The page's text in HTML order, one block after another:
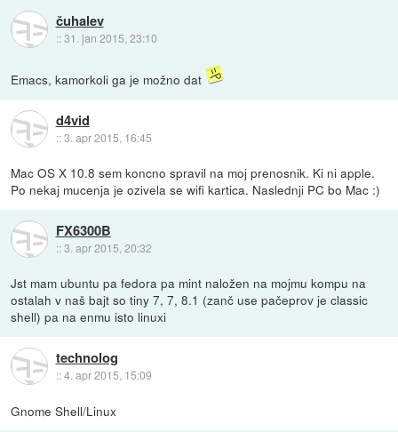
čuhalev
::31. jan 2015, 23:10
Emacs, kamorkoli ga je možno dat
d4vid
::3. apr 2015, 16:45
Mac OS X 10.8 sem koncno spravil na moj prenosnik. Ki ni apple.
Po nekaj mucenja je ozivela se wifi kartica. Naslednji PC bo Mac :)
FX6300B
::3. apr 2015, 20:32
Jst mam ubuntu pa fedora pa mint naložen na mojmu kompu na
ostalah v naš bajt so tiny 7, 7, 8.1 (zanč use pačeprov je classic
shell) pa na enmu isto linuxi
technolog
::4. apr 2015, 15:09
Gnome Shell/Linux